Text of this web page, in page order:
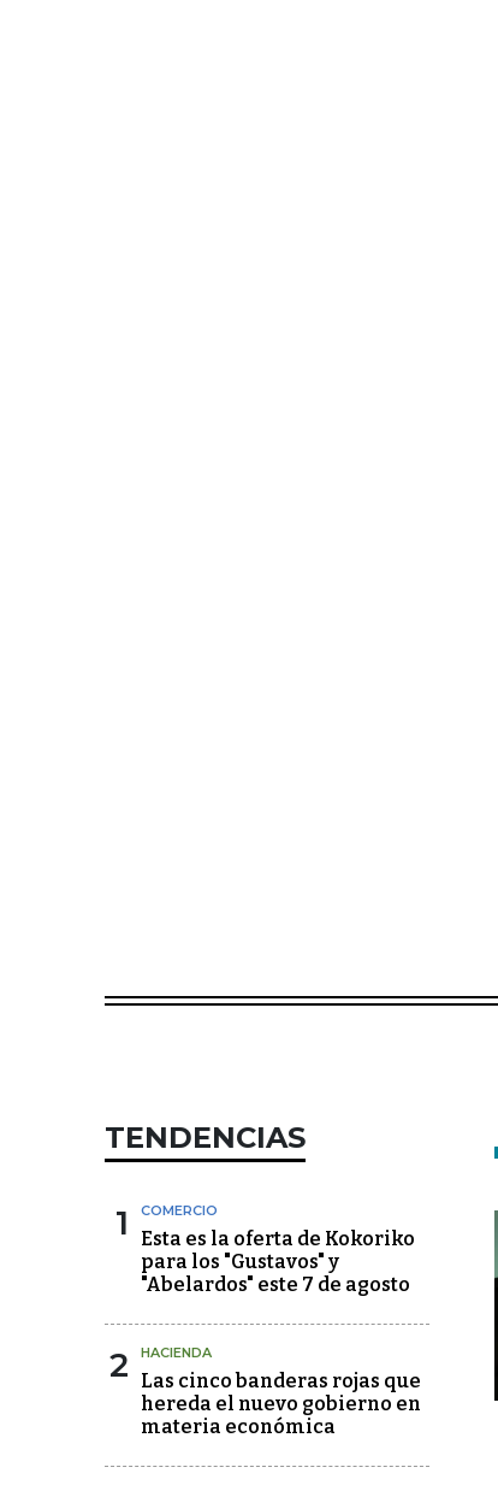
TENDENCIAS
1 COMERCIO
Esta es la oferta de Kokoriko
para los "Gustavos" y
"Abelardos" este 7 de agosto
2 HACIENDA
Las cinco banderas rojas que
hereda el nuevo gobierno en
materia económica